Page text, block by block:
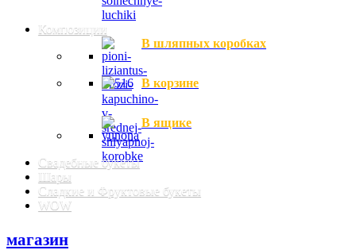
Композиции
В шляпных коробках
В корзине
В ящике
Свадебные букеты
Шары
Сладкие и Фруктовые букеты
WOW
магазин